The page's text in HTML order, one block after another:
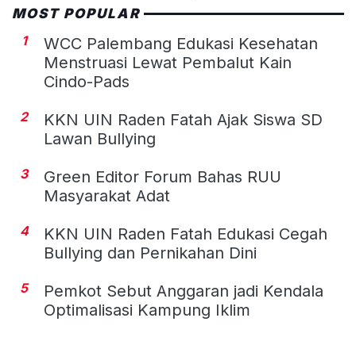
MOST POPULAR
1
WCC Palembang Edukasi Kesehatan
Menstruasi Lewat Pembalut Kain
Cindo-Pads
2
KKN UIN Raden Fatah Ajak Siswa SD
Lawan Bullying
3
Green Editor Forum Bahas RUU
Masyarakat Adat
4
KKN UIN Raden Fatah Edukasi Cegah
Bullying dan Pernikahan Dini
5
Pemkot Sebut Anggaran jadi Kendala
Optimalisasi Kampung Iklim